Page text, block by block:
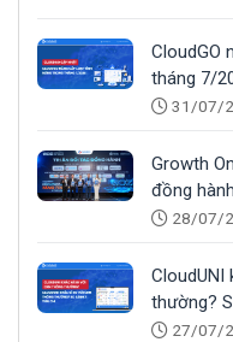
CloudGO
tháng 7/
31/07/
Growth
đồng
28/07/
CloudUNI
thường?
sinh27/07/